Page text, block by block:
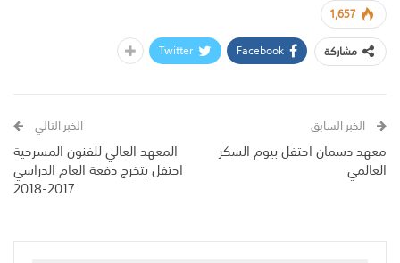
1,657
مشاركة
Facebook
Twitter
الخبر السابق
معهد دسمان احتفل بيوم السكر
العالمي
الخبر التالي
المعهد العالي للفنون المسرحية
احتفل بتخرج دفعة العام الدراسي
2017-2018